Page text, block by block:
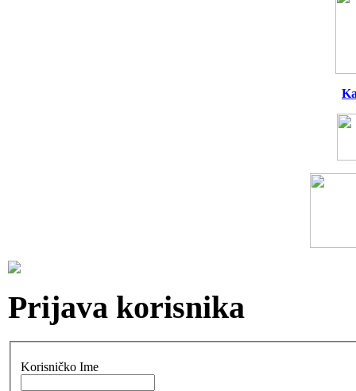
Prijava korisnika
Korisničko Ime